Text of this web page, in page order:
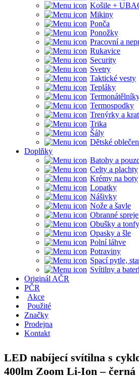
Košile +
Mikiny
Ponča
Ponožky
Pracovní a
Rukavice
Security
Svetry
Taktické vesty
Tepláky
Termospodky
Trenýrky a
Trika
Šály
Dětské
Doplňky
Batohy a
Celty a plachty
Krémy na boty
Lopatky
Nášivky
Nože a šavle
Obranné spreje
Obušky a tonfy
Opasky a šle
Polní láhve
Potraviny
Spací pytle,
Svítilny a
Originál AČR
PČR
Akce
Použité
Značky
Prodejna
Kontakt
LED nabíjecí svítilna s
400lm Zoom Li-Ion – černá